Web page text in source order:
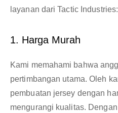
layanan dari Tactic Industries:
1. Harga Murah
Kami memahami bahwa
pertimbangan utama. Oleh
pembuatan jersey dengan
mengurangi kualitas.